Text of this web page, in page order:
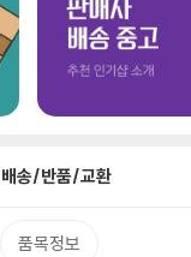
배송/반품/교환
품목정보